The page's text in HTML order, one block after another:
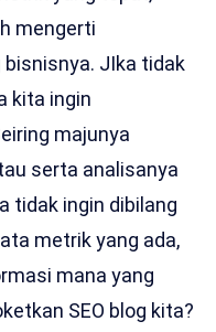
mengerti
JIka tidak
kita ingin
majunya
serta analisanya
tidak ingin dibilang
metrik yang ada,
mana yang
SEO blog kita?